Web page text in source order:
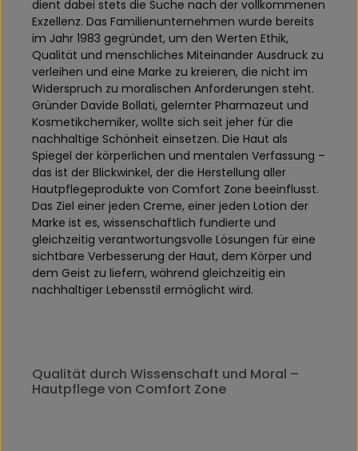
dient dabei stets die Suche nach der vollkommenen
Exzellenz. Das Familienunternehmen wurde bereits
im Jahr 1983 gegründet, um den Werten Ethik,
Qualität und menschliches Miteinander Ausdruck zu
verleihen und eine Marke zu kreieren, die nicht im
Widerspruch zu moralischen Anforderungen steht.
Gründer Davide Bollati, gelernter Pharmazeut und
Kosmetikchemiker, wollte sich seit jeher für die
nachhaltige Schönheit einsetzen. Die Haut als
Spiegel der körperlichen und mentalen Verfassung –
das ist der Blickwinkel, der die Herstellung aller
Hautpflegeprodukte von Comfort Zone beeinflusst.
Das Ziel einer jeden Creme, einer jeden Lotion der
Marke ist es, wissenschaftlich fundierte und
gleichzeitig verantwortungsvolle Lösungen für eine
sichtbare Verbesserung der Haut, dem Körper und
dem Geist zu liefern, während gleichzeitig ein
nachhaltiger Lebensstil ermöglicht wird.
Qualität durch Wissenschaft und Moral –
Hautpflege von Comfort Zone